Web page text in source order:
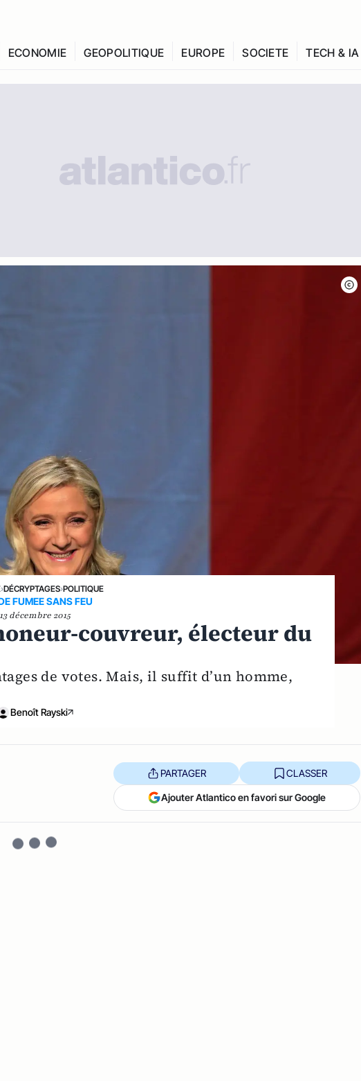
ECONOMIE GEOPOLITIQUE EUROPE SOCIETE TECH & IA
›DÉCRYPTAGES›POLITIQUE
FUMEE SANS FEU
13 décembre 2015
couvreur, électeur du
de votes. Mais, il suffit d’un homme,
Benoît Rayski
PARTAGER CLASSER
Ajouter Atlantico en favori sur Google